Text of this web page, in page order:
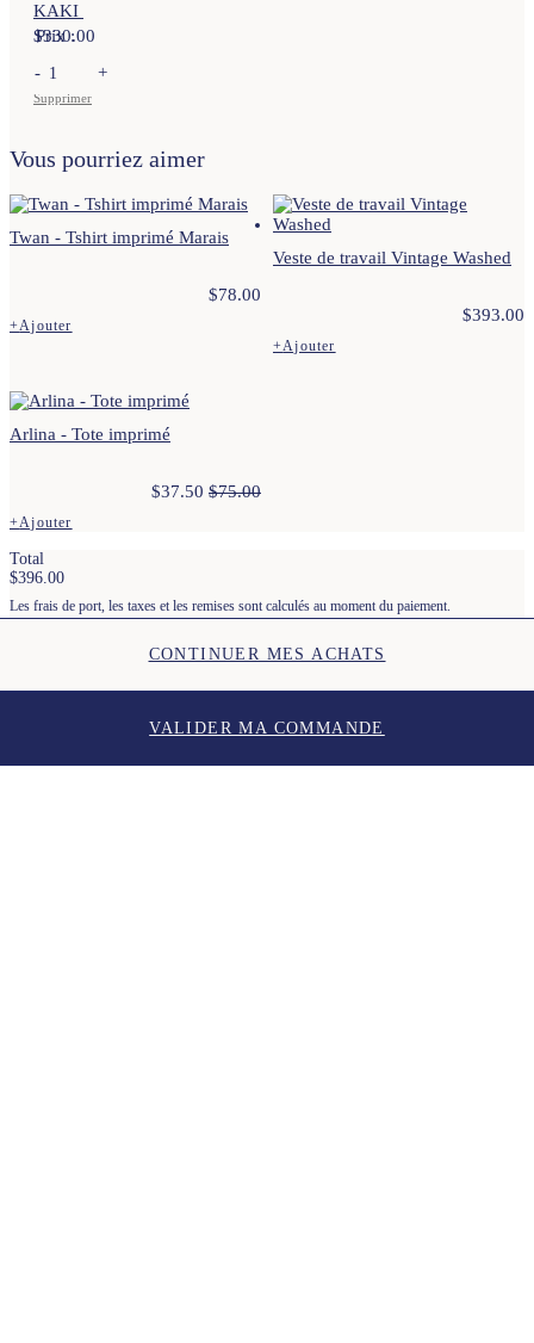
KAKI
Prix :
$330.00
-
+
Supprimer
Vous pourriez aimer
Twan - Tshirt imprimé Marais
$78.00
+Ajouter
plusieurs
Les
choisies
sur
la
page
produit
Veste de travail Vintage Washed
$393.00
+Ajouter
du
Arlina - Tote imprimé
$37.50 $75.00
+Ajouter
produit
a
plusieurs
variations.
être
page
Total
$396.00
Les frais de port, les taxes et les remises sont calculés au moment du paiement.
CONTINUER MES ACHATS
VALIDER MA COMMANDE